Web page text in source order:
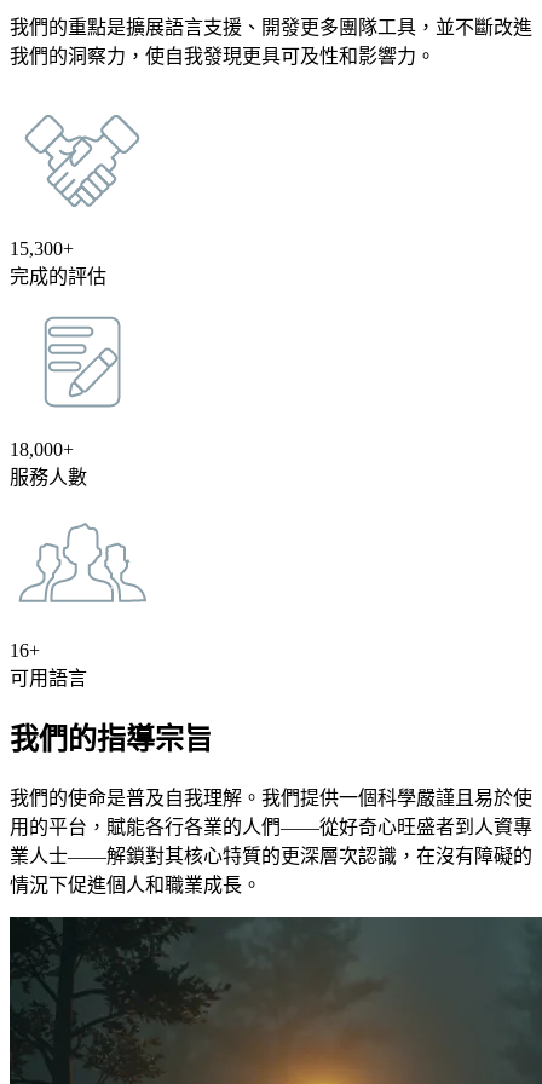
我們的重點是擴展語言支援、開發更多團隊工具，並不斷改進
我們的洞察力，使自我發現更具可及性和影響力。
15,300+
完成的評估
18,000+
服務人數
16+
可用語言
我們的指導宗旨
我們的使命是普及自我理解。我們提供一個科學嚴謹且易於使
用的平台，賦能各行各業的人們——從好奇心旺盛者到人資專
業人士——解鎖對其核心特質的更深層次認識，在沒有障礙的
情況下促進個人和職業成長。